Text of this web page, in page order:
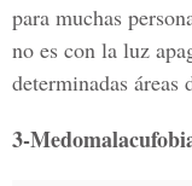
para muchas
no es con la luz
determinadas áreas
3-